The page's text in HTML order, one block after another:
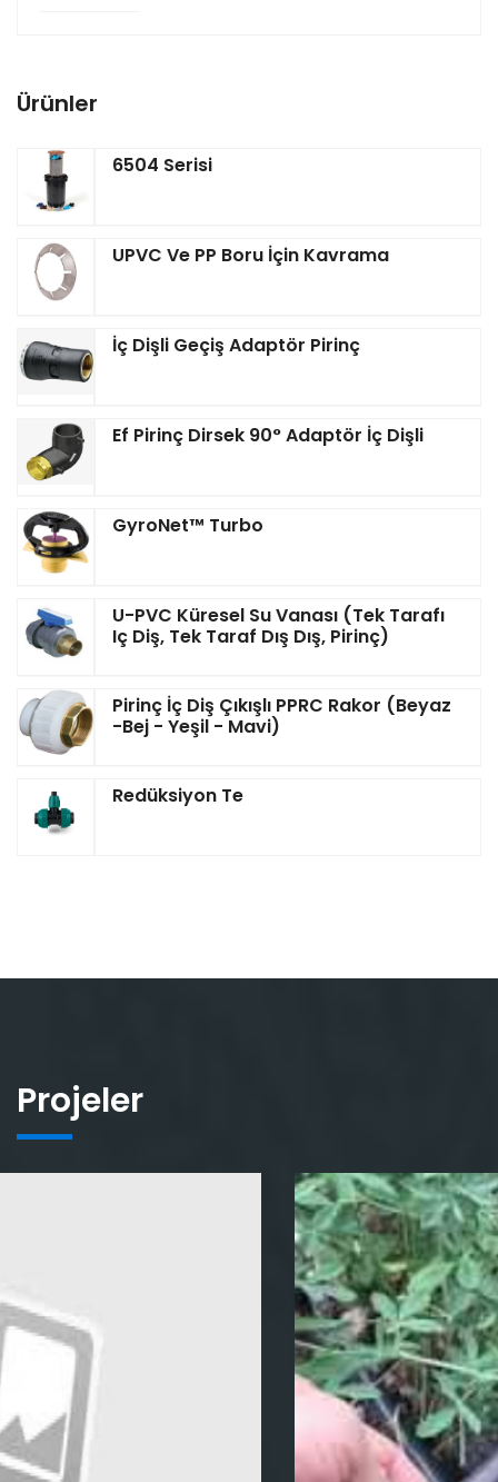
Ürünler
6504 Serisi
UPVC Ve PP Boru İçin Kavrama
İç Dişli Geçiş Adaptör Pirinç
Ef Pirinç Dirsek 90° Adaptör İç Dişli
GyroNet™ Turbo
U-PVC Küresel Su Vanası (Tek Tarafı
Iç Diş, Tek Taraf Dış Dış, Pirinç)
Pirinç İç Diş Çıkışlı PPRC Rakor (Beyaz
-Bej - Yeşil - Mavi)
Redüksiyon Te
Projeler